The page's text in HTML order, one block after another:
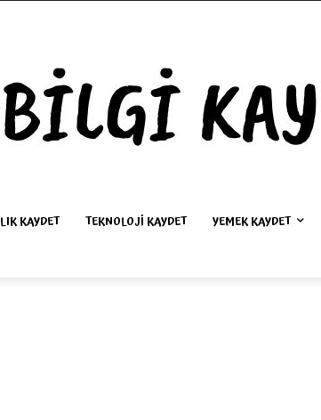
KAYDET TEKNOLOJI KAYDET YEMEK KAYDET